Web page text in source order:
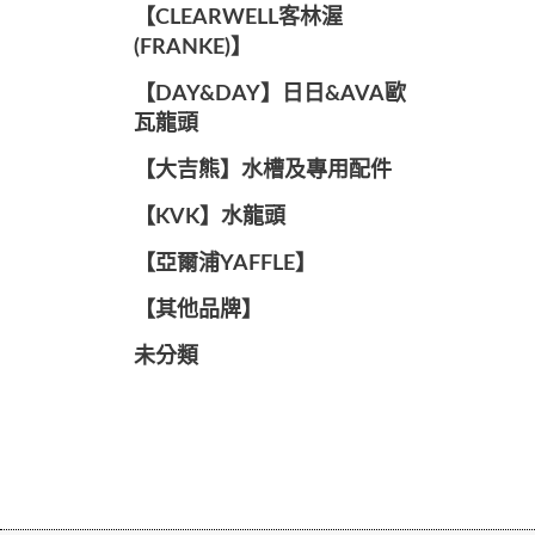
️【CLEARWELL客林渥
(FRANKE)】️
️【DAY&DAY】️日日&AVA歐
瓦龍頭
【大吉熊】水槽及專用配件
️【KVK】水龍頭️
【亞爾浦YAFFLE】
️【其他品牌】️
未分類